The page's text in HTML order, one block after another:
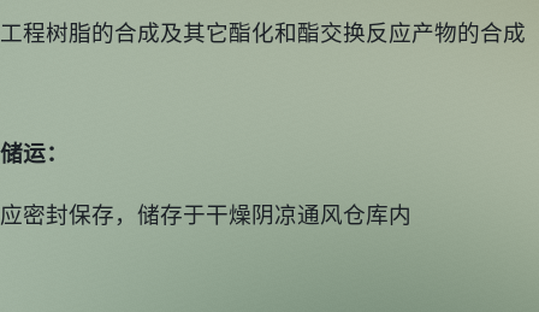
工程树脂的合成及其它酯化和酯交换反应产物的合成
储运：
应密封保存，储存于干燥阴凉通风仓库内